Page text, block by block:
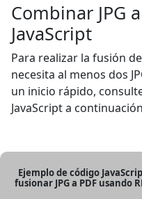
Combinar JPG
JavaScript
Para realizar la fusión de
necesita al menos dos
un inicio rápido,
JavaScript a
Ejemplo de código
fusionar JPG a PDF usando